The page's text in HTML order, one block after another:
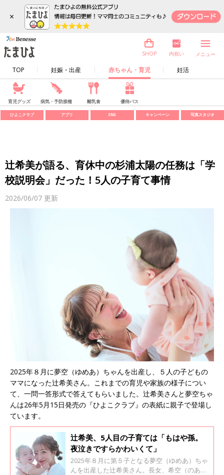
×
TOP 妊娠・出産 赤ちゃん・育児 妊活
SHOP 内祝い メニュー
育児グッズ 病気・予防接種 離乳食 優待パス
ひよこクラブ アプリ SNS キャンペーン 写真スタジオ
辻希美が語る、育休中の杉浦太陽の任務は「学
校説明会」だった！5人の子育て事情
2026/06/07 更新
2025年８月に夢空（ゆめあ）ちゃんを出産し、５人の子どもの
ママになった辻希美さん。これまでの育児や家族の様子につい
て、一問一答形式で答えてもらいました。辻希美さんと夢空ちゃ
んは26年5月15日発売の『ひよこクラブ』の表紙に親子で登場し
ています。
辻希美、5人目の子育ては「もはや孫。
夜泣きですらかわいくて」
2025年８月に第５子となる夢空（ゆめあ）ちゃ
んを出産した辻希美さん。長女、希空（のあ）